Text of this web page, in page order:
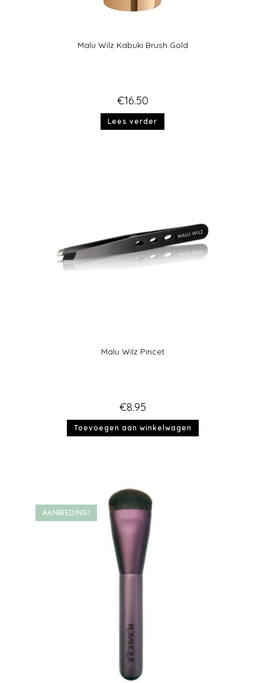
Malu Wilz Kabuki Brush Gold
€16.50
Lees verder
Malu Wilz Pincet
€8.95
Toevoegen aan winkelwagen
AANBIEDING!